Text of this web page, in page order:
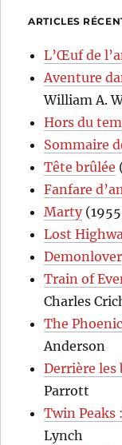
ARTICLES
L’Œuf de
Aventure
William A.
Hors du
Sommaire
Tête brûlée
Fanfare
Marty
Lost
Demonlover
Train of
Charles
The
Anderson
Derrière les
Parrott
Twin Peaks
Lynch